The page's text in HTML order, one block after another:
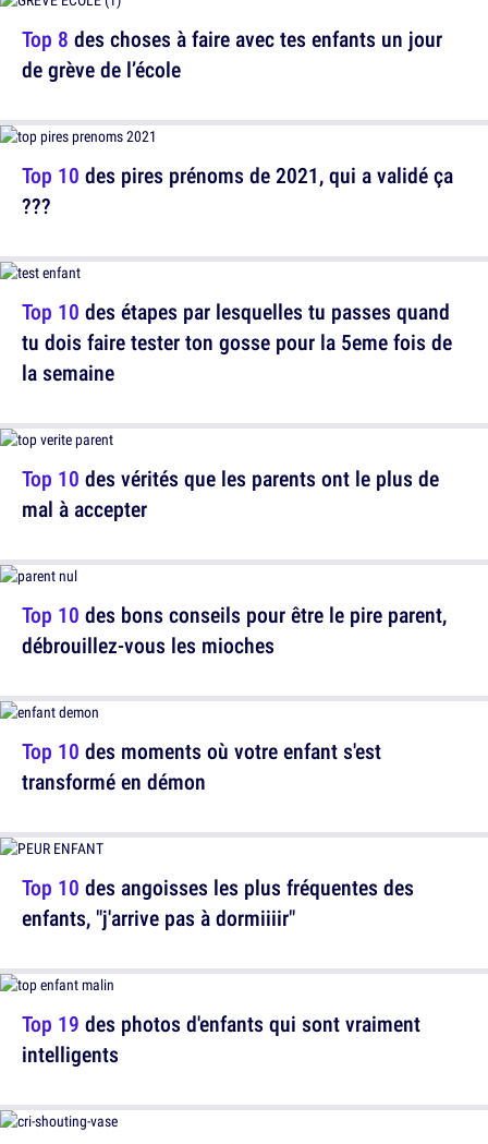
Top 8 des choses à faire avec tes enfants un jour
de grève de l’école
Top 10 des étapes par lesquelles tu passes quand
tu dois faire tester ton gosse pour la 5eme fois de
la semaine
Top 10 des bons conseils pour être le pire parent,
débrouillez-vous les mioches
Top 10 des angoisses les plus fréquentes des
enfants, "j'arrive pas à dormiiiir"
Top 10 des pires prénoms de 2021, qui a validé ça
???
Top 10 des vérités que les parents ont le plus de
mal à accepter
Top 10 des moments où votre enfant s'est
transformé en démon
Top 19 des photos d'enfants qui sont vraiment
intelligents